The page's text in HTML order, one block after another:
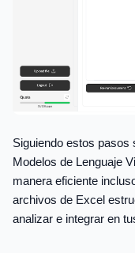
Siguiendo estos pasos
Modelos de Lenguaje
manera eficiente
archivos de Excel
analizar e integrar en